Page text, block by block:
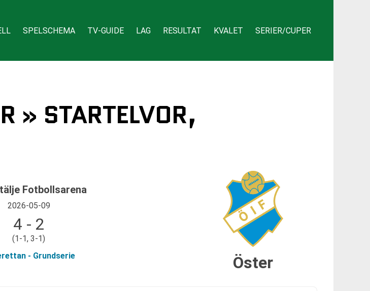
SPELSCHEMA TV-GUIDE LAG RESULTAT KVALET SERIER/CUPER
» STARTELVOR,
Fotbollsarena
2026-05-09
4 - 2
(1-1, 3-1)
- Grundserie
Öster